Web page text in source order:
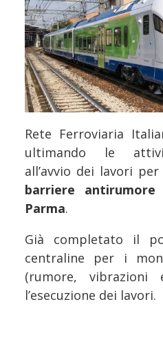
Rete Ferroviaria
ultimando le
all’avvio dei lavori per
barriere
Parma.
Già completato il
centraline per i
(rumore, vibrazioni
l’esecuzione dei lavori.